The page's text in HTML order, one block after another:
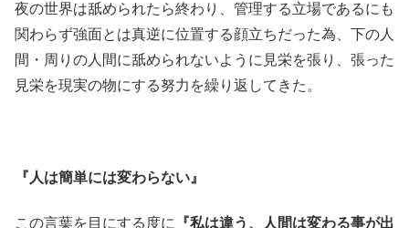
夜の世界は舐められたら終わり、管理する立場であるにも
関わらず強面とは真逆に位置する顔立ちだった為、下の人
間・周りの人間に舐められないように見栄を張り、張った
見栄を現実の物にする努力を繰り返してきた。
『人は簡単には変わらない』
この言葉を目にする度に 『私は違う、人間は変わる事が出